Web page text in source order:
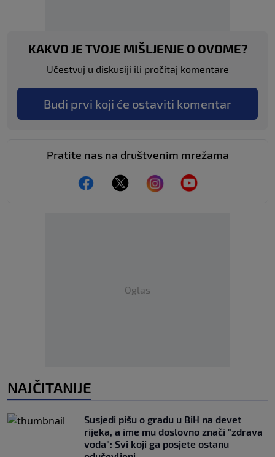
KAKVO JE TVOJE MIŠLJENJE O OVOME?
Učestvuj u diskusiji ili pročitaj komentare
Budi prvi koji će ostaviti komentar
Pratite nas na društvenim mrežama
Oglas
NAJČITANIJE
Susjedi pišu o gradu u BiH na devet
rijeka, a ime mu doslovno znači "zdrava
voda": Svi koji ga posjete ostanu